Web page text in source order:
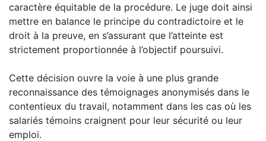
caractère équitable de la procédure. Le juge doit ainsi
mettre en balance le principe du contradictoire et le
droit à la preuve, en s’assurant que l’atteinte est
strictement proportionnée à l’objectif poursuivi.
Cette décision ouvre la voie à une plus grande
reconnaissance des témoignages anonymisés dans le
contentieux du travail, notamment dans les cas où les
salariés témoins craignent pour leur sécurité ou leur
emploi.